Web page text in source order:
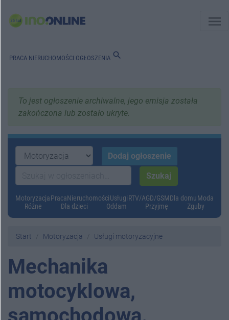
menu
PRACA NIERUCHOMOŚCI OGŁOSZENIA search
To jest ogłoszenie archiwalne, jego emisja została
zakończona lub zostało ukryte.
MotoryzacjaPracaNieruchomościUsługiRTV/AGD/GSMDla domuModa
Różne
Dla dzieci Oddam Przyjmę Zguby
Start Motoryzacja Usługi motoryzacyjne
Mechanika
motocyklowa,